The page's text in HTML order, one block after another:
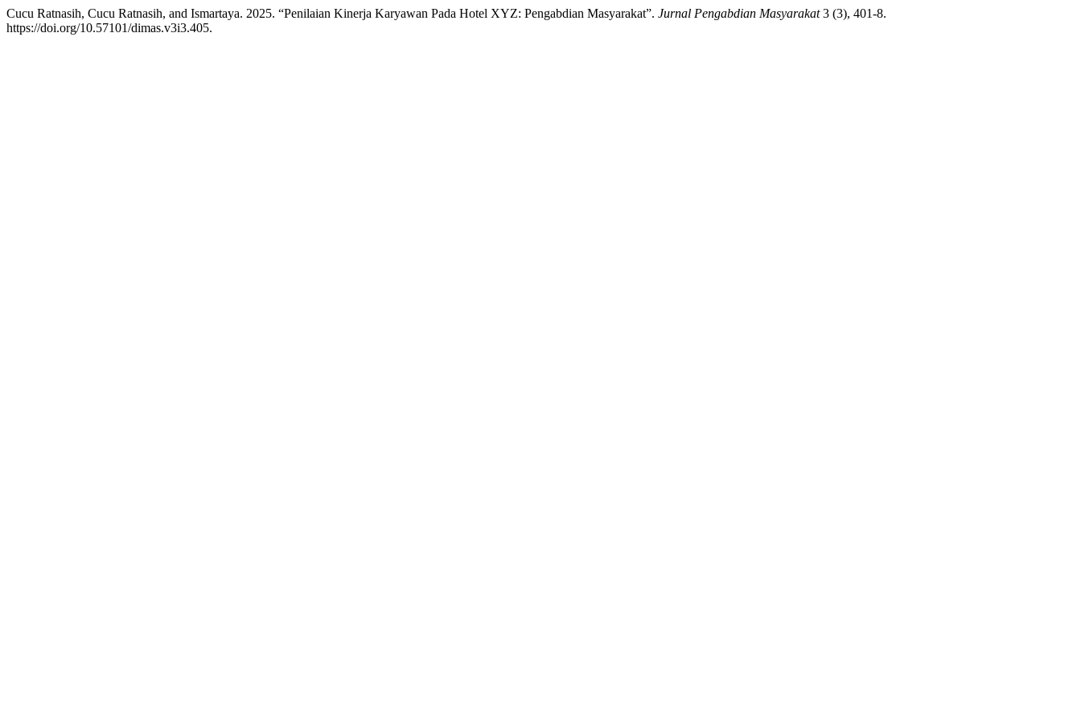
Cucu Ratnasih, Cucu Ratnasih, and Ismartaya. 2025. “Penilaian Kinerja Karyawan Pada Hotel XYZ: Pengabdian Masyarakat”. Jurnal Pengabdian Masyarakat3 (3), 401-8.
https://doi.org/10.57101/dimas.v3i3.405.